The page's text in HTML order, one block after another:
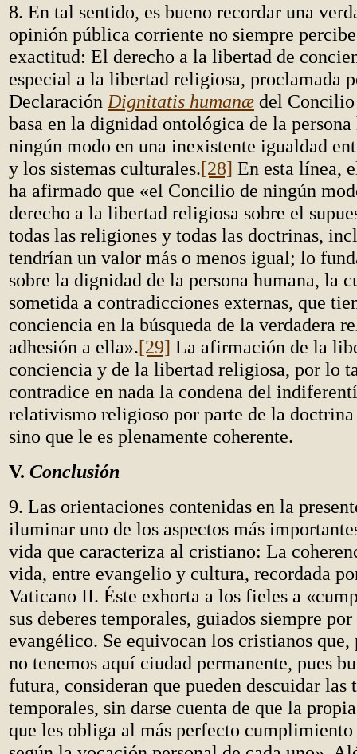
8. En tal sentido, es bueno recordar una
opinión pública corriente no siempre
exactitud: El derecho a la libertad de
especial a la libertad religiosa, proclamada
Declaración Dignitatis humanæ del
basa en la dignidad ontológica de la persona
ningún modo en una inexistente igualdad
y los sistemas culturales.[28] En esta línea,
ha afirmado que «el Concilio de ningún
derecho a la libertad religiosa sobre el
todas las religiones y todas las doctrinas,
tendrían un valor más o menos igual; lo
sobre la dignidad de la persona humana, la
sometida a contradicciones externas, que
conciencia en la búsqueda de la verdadera
adhesión a ella».[29] La afirmación de la
conciencia y de la libertad religiosa, por lo
contradice en nada la condena del
relativismo religioso por parte de la
sino que le es plenamente coherente.
V. Conclusión
9. Las orientaciones contenidas en la
iluminar uno de los aspectos más
vida que caracteriza al cristiano: La
vida, entre evangelio y cultura, recordada
Vaticano II. Éste exhorta a los fieles a
sus deberes temporales, guiados siempre
evangélico. Se equivocan los cristianos que,
no tenemos aquí ciudad permanente, pues
futura, consideran que pueden descuidar las
temporales, sin darse cuenta de que la
que les obliga al más perfecto cumplimiento